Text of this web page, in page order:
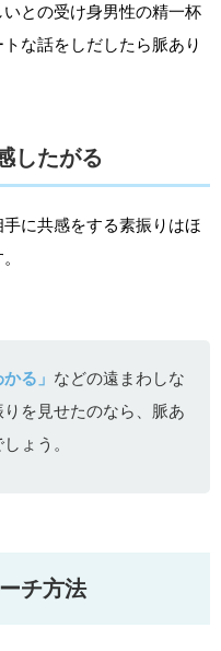
との受け身男性の精一杯
な話をしだしたら脈あり
したがる
に共感をする素振りはほ
る」 などの遠まわしな
を見せたのなら、脈あ
ょう。
チ方法